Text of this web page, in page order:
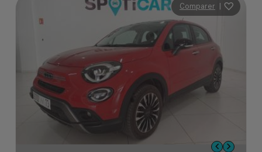
Comparer |